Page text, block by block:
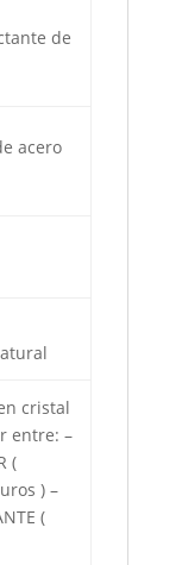
de
acero
cristal
entre: –
(
) –
(